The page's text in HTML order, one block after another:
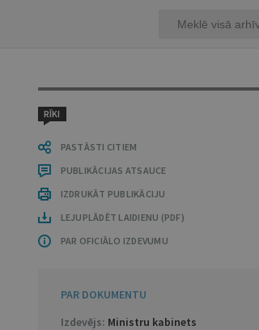
RĪKI
PASTĀSTI CITIEM
PUBLIKĀCIJAS ATSAUCE
IZDRUKĀT PUBLIKĀCIJU
LEJUPLĀDĒT LAIDIENU (PDF)
PAR OFICIĀLO IZDEVUMU
PAR DOKUMENTU
Izdevējs: Ministru kabinets